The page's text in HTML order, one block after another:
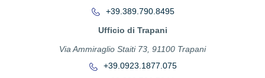
+39.389.790.8495
Ufficio di Trapani
Via Ammiraglio Staiti 73, 91100 Trapani
+39.0923.1877.075